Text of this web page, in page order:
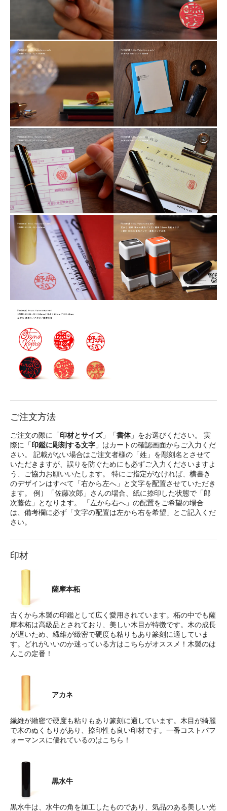
ご注文方法
ご注文の際に「印材とサイズ」「書体」をお選びください。 実
際に「印鑑に彫刻する文字 」はカートの確認画面からご入力くだ
さい。 記載がない場合はご注文者様の「姓」を彫刻名とさせて
いただきますが、誤りを防ぐためにも必ずご入力くださいますよ
う、ご協力お願いいたします。 特にご指定がなければ、横書き
のデザインはすべて「右から左へ」と文字を配置させていただき
ます。 例）「佐藤次郎」さんの場合、紙に捺印した状態で「郎
次藤佐」となります。 「左から右へ」の配置をご希望の場合
は、備考欄に必ず「文字の配置は左から右を希望」とご記入くだ
さい。
印材
薩摩本柘
古くから木製の印鑑として広く愛用されています。柘の中でも薩
摩本柘は高級品とされており、美しい木目が特徴です。木の成長
が遅いため、繊維が緻密で硬度も粘りもあり篆刻に適していま
す。どれがいいのか迷っている方はこちらがオススメ！木製のは
んこの定番！
アカネ
繊維が緻密で硬度も粘りもあり篆刻に適しています。木目が綺麗
で木のぬくもりがあり、捺印性も良い印材です。一番コストパフ
ォーマンスに優れているのはこちら！
黒水牛
黒水牛は、水牛の角を加工したものであり、気品のある美しい光